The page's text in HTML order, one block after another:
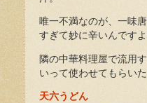
唯一不満なのが、一味
すぎて妙に辛いんですよ
隣の中華料理屋で流用
いって使わせてもらい
天六うどん